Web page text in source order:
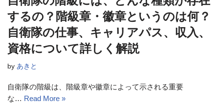
するの？階級章・徽章というのは何？
自衛隊の仕事、キャリアパス、収入、
資格について詳しく解説
by あきと
自衛隊の階級は、階級章や徽章によって示される重要
な… Read More »